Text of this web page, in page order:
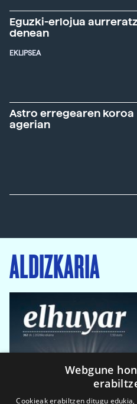
Eguzki-erlojua
denean
EKLIPSEA
Astro erregearen koroa
agerian
ALDIZKARIA
Webgune
Cookieak erabiltzen ditugu